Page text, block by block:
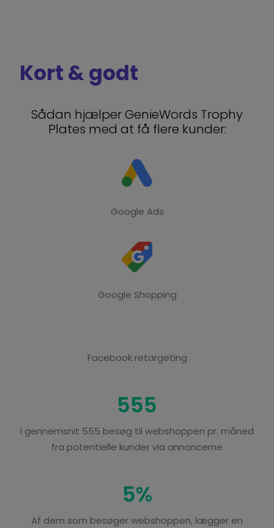
Kort & godt
Sådan hjælper GenieWords Trophy
Plates med at få flere kunder:
Google Ads
Google Shopping
Facebook retargeting
555
I gennemsnit 555 besøg til webshoppen pr. måned
fra potentielle kunder via annoncerne
5%
Af dem som besøger webshoppen, lægger en